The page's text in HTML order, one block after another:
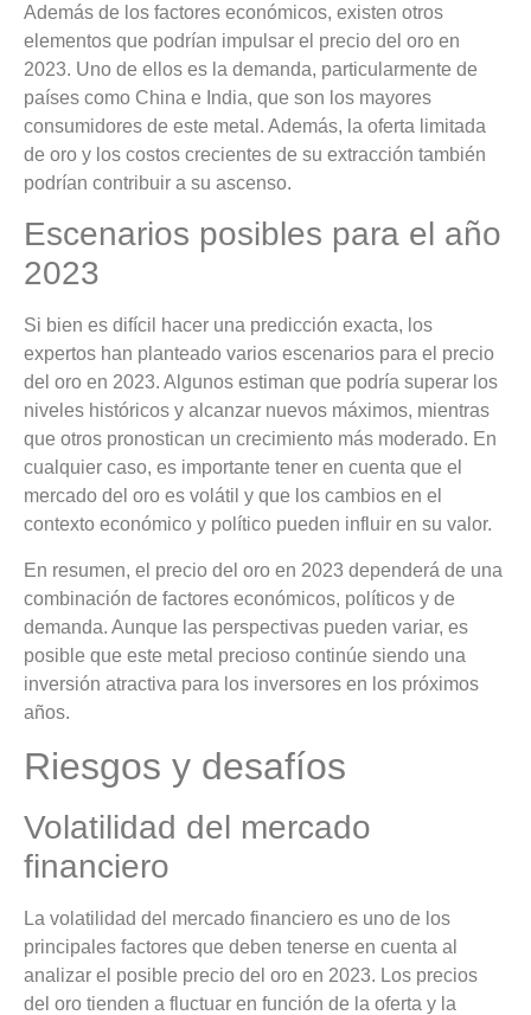
Además de los factores económicos, existen otros
elementos que podrían impulsar el precio del oro en
2023. Uno de ellos es la demanda, particularmente de
países como China e India, que son los mayores
consumidores de este metal. Además, la oferta limitada
de oro y los costos crecientes de su extracción también
podrían contribuir a su ascenso.
Escenarios posibles para el año
2023
Si bien es difícil hacer una predicción exacta, los
expertos han planteado varios escenarios para el precio
del oro en 2023. Algunos estiman que podría superar los
niveles históricos y alcanzar nuevos máximos, mientras
que otros pronostican un crecimiento más moderado. En
cualquier caso, es importante tener en cuenta que el
mercado del oro es volátil y que los cambios en el
contexto económico y político pueden influir en su valor.
En resumen, el precio del oro en 2023 dependerá de una
combinación de factores económicos, políticos y de
demanda. Aunque las perspectivas pueden variar, es
posible que este metal precioso continúe siendo una
inversión atractiva para los inversores en los próximos
años.
Riesgos y desafíos
Volatilidad del mercado
financiero
La volatilidad del mercado financiero es uno de los
principales factores que deben tenerse en cuenta al
analizar el posible precio del oro en 2023. Los precios
del oro tienden a fluctuar en función de la oferta y la